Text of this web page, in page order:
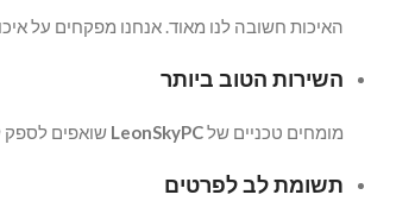
האיכות חשובה לנו מאוד. אנחנו מפקחים על
השירות הטוב ביותר
מומחים טכניים שלLeonSkyPC שואפים לספק
תשומת לב לפרטים